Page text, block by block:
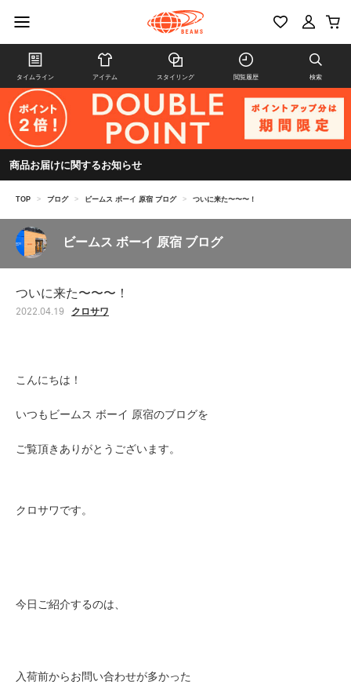
タイムライン アイテム スタイリング 閲覧履歴 検索
商品お届けに関するお知らせ
TOP > ブログ > ビームス ボーイ 原宿 ブログ > ついに来た〜〜〜！
ビームス ボーイ 原宿 ブログ
ついに来た〜〜〜！
2022.04.19 クロサワ
こんにちは！
いつもビームス ボーイ 原宿のブログを
ご覧頂きありがとうございます。
クロサワです。
今日ご紹介するのは、
入荷前からお問い合わせが多かった